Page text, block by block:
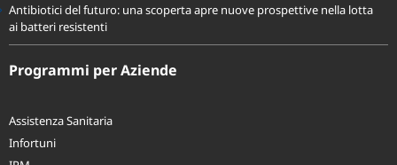
Antibiotici del futuro: una scoperta apre nuove prospettive nella lotta
ai batteri resistenti
Assistenza Sanitaria
Infortuni